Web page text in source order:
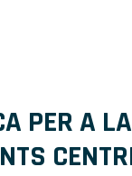
PER A